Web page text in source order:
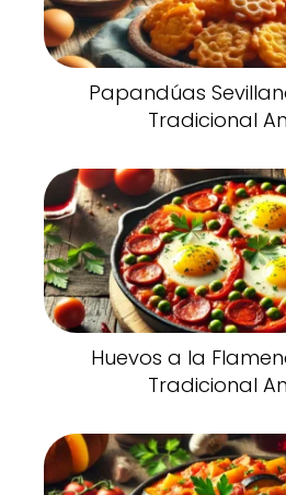
Papandúas
Tradicional
Huevos a la
Tradicional